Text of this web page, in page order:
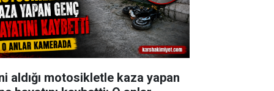
aldığı motosikletle kaza yapan